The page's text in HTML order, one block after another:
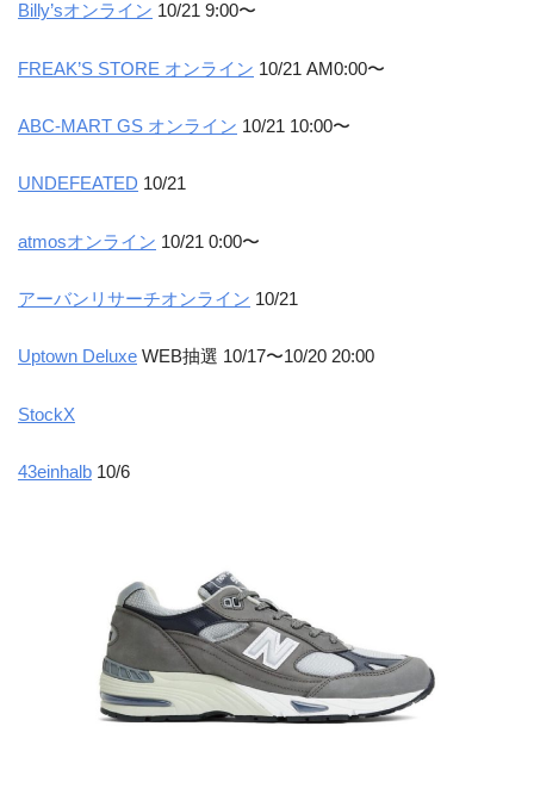
Billy’sオンライン 10/21 9:00〜
FREAK’S STORE オンライン 10/21 AM0:00〜
ABC-MART GS オンライン 10/21 10:00〜
UNDEFEATED 10/21
atmosオンライン 10/21 0:00〜
アーバンリサーチオンライン 10/21
Uptown Deluxe WEB抽選 10/17〜10/20 20:00
StockX
43einhalb 10/6